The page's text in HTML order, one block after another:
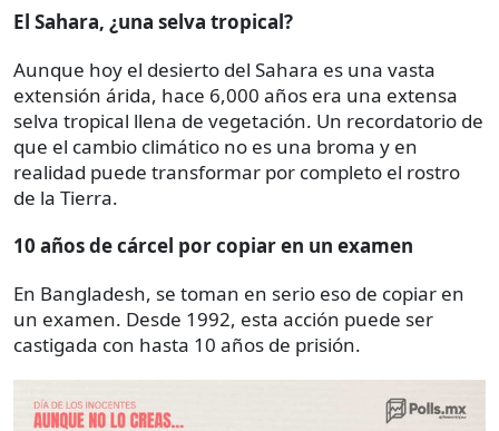
El Sahara, ¿una selva tropical?
Aunque hoy el desierto del Sahara es una vasta
extensión árida, hace 6,000 años era una extensa
selva tropical llena de vegetación. Un recordatorio de
que el cambio climático no es una broma y en
realidad puede transformar por completo el rostro
de la Tierra.
10 años de cárcel por copiar en un examen
En Bangladesh, se toman en serio eso de copiar en
un examen. Desde 1992, esta acción puede ser
castigada con hasta 10 años de prisión.